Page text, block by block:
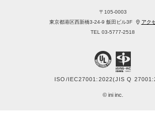
〒105-0003
東京都港区西新橋3-24-9 飯田ビル3F
アク
TEL 03-5777-2518
ISO/IEC27001:2022(JIS Q
© ini inc.